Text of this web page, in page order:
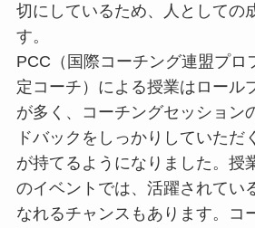
切にしているため、人としての
す。
PCC（国際コーチング連盟プロ
定コーチ）による授業はロール
が多く、コーチングセッション
ドバックをしっかりしていただ
が持てるようになりました。授
のイベントでは、活躍されてい
なれるチャンスもあります。コ